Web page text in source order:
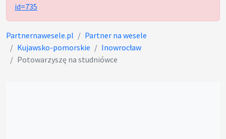
id=735
Partnernawesele.pl
Partner na wesele
Kujawsko-pomorskie
Inowrocław
Potowarzyszę na studniówce